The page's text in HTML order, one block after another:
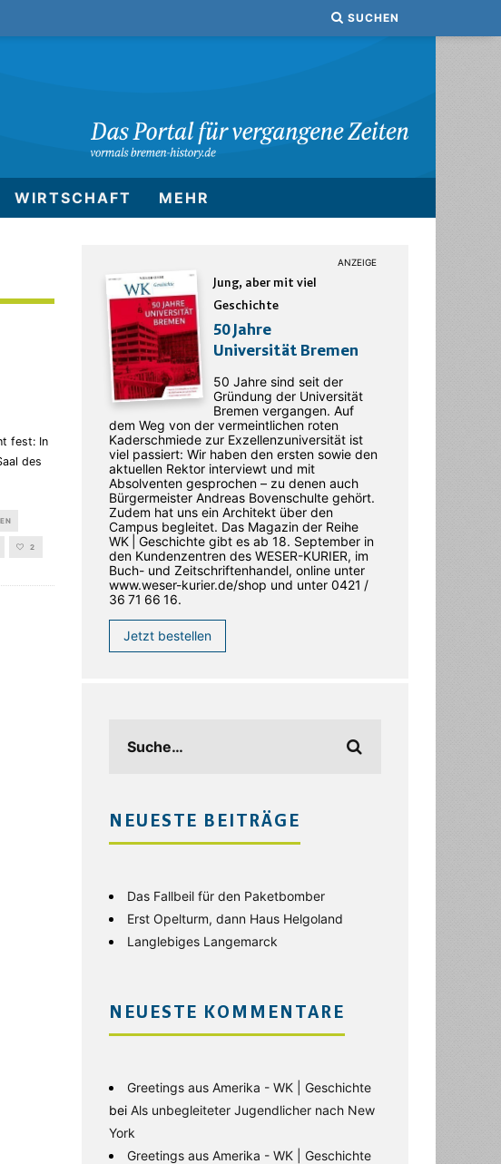
SUCHEN
WIRTSCHAFT MEHR
fest: In
des
2
Jung, aber mit viel
Geschichte
50 Jahre
Universität Bremen
50 Jahre sind seit der
Gründung der Universität
Bremen vergangen. Auf
dem Weg von der vermeintlichen roten
Kaderschmiede zur Exzellenzuniversität ist
viel passiert: Wir haben den ersten sowie den
aktuellen Rektor interviewt und mit
Absolventen gesprochen – zu denen auch
Bürgermeister Andreas Bovenschulte gehört.
Zudem hat uns ein Architekt über den
Campus begleitet. Das Magazin der Reihe
WK | Geschichte gibt es ab 18. September in
den ­Kundenzentren des WESER-­KURIER, im
Buch- und Zeitschriftenhandel, online unter
www.weser-kurier.de/shop und unter 0421 /
36 71 66 16.
Jetzt bestellen
NEUESTE BEITRÄGE
Das Fallbeil für den Paketbomber
Erst Opelturm, dann Haus Helgoland
Langlebiges Langemarck
NEUESTE KOMMENTARE
Greetings aus Amerika - WK | Geschichte
bei Als unbegleiteter Jugendlicher nach New
York
Greetings aus Amerika - WK | Geschichte